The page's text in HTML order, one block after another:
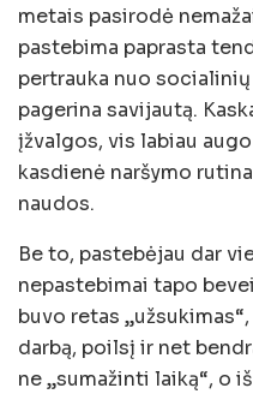
metais pasirodė
pastebima paprasta
pertrauka nuo
pagerina savijautą.
įžvalgos, vis labiau
kasdienė naršymo
naudos.
Be to, pastebėjau dar
nepastebimai tapo
buvo retas
darbą, poilsį ir net
ne „sumažinti laiką“, o